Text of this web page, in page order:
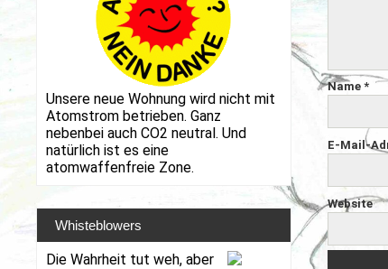
Name *
E-Mail-
Website
Unsere neue Wohnung wird nicht mit
Atomstrom betrieben. Ganz
nebenbei auch CO2 neutral. Und
natürlich ist es eine
atomwaffenfreie Zone.
Whisteblowers
Die Wahrheit tut weh, aber